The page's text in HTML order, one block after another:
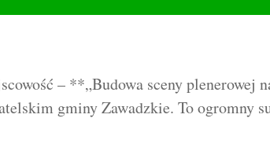
– **„Budowa sceny plenerowej
gminy Zawadzkie. To ogromny